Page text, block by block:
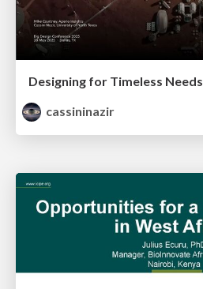
Designing for Timeless Needs
cassininazir